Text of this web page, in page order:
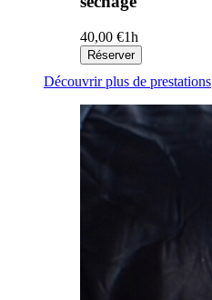
40,00 €1h
Réserver
Découvrir plus de prestations